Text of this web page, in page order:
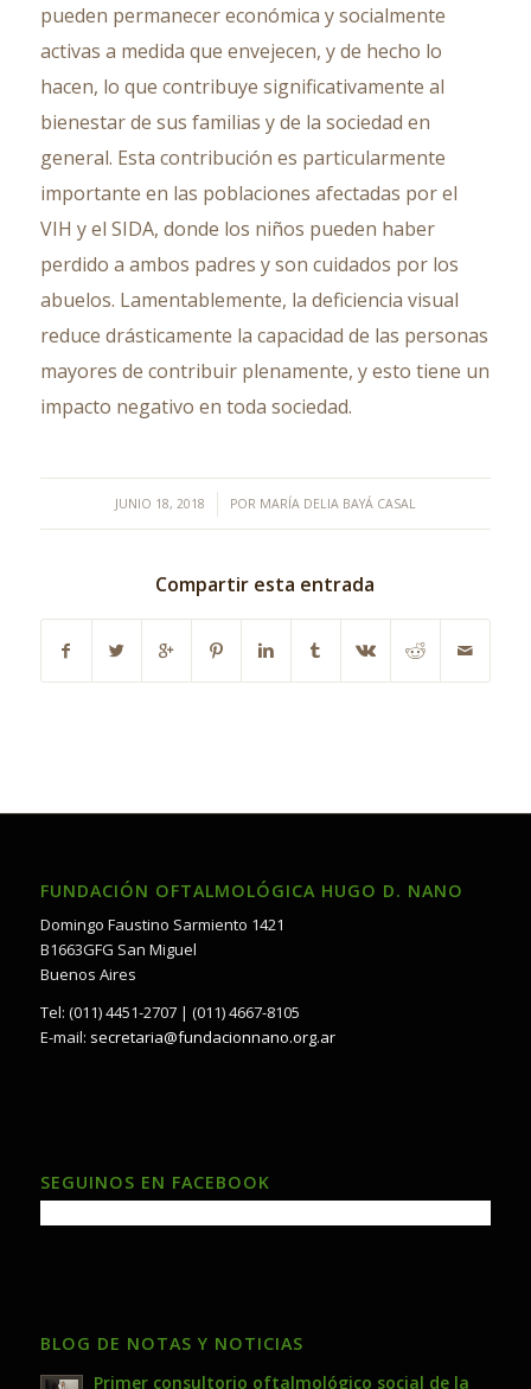
pueden permanecer económica y socialmente
activas a medida que envejecen, y de hecho lo
hacen, lo que contribuye significativamente al
bienestar de sus familias y de la sociedad en
general. Esta contribución es particularmente
importante en las poblaciones afectadas por el
VIH y el SIDA, donde los niños pueden haber
perdido a ambos padres y son cuidados por los
abuelos. Lamentablemente, la deficiencia visual
reduce drásticamente la capacidad de las personas
mayores de contribuir plenamente, y esto tiene un
impacto negativo en toda sociedad.
JUNIO 18, 2018
/ POR MARÍA DELIA BAYÁ CASAL
Compartir esta entrada
FUNDACIÓN OFTALMOLÓGICA HUGO D. NANO
Domingo Faustino Sarmiento 1421
B1663GFG San Miguel
Buenos Aires
Tel: (011) 4451-2707 | (011) 4667-8105
E-mail: secretaria@fundacionnano.org.ar
SEGUINOS EN FACEBOOK
BLOG DE NOTAS Y NOTICIAS
Primer consultorio oftalmológico social de la